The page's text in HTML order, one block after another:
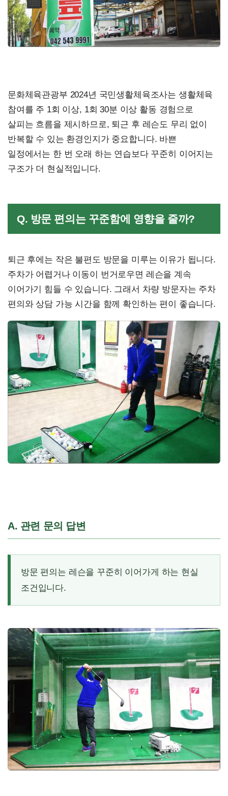
문화체육관광부 2024년 국민생활체육조사는 생활체육
참여를 주 1회 이상, 1회 30분 이상 활동 경험으로
살피는 흐름을 제시하므로, 퇴근 후 레슨도 무리 없이
반복할 수 있는 환경인지가 중요합니다. 바쁜
일정에서는 한 번 오래 하는 연습보다 꾸준히 이어지는
구조가 더 현실적입니다.
Q. 방문 편의는 꾸준함에 영향을 줄까?
퇴근 후에는 작은 불편도 방문을 미루는 이유가 됩니다.
주차가 어렵거나 이동이 번거로우면 레슨을 계속
이어가기 힘들 수 있습니다. 그래서 차량 방문자는 주차
편의와 상담 가능 시간을 함께 확인하는 편이 좋습니다.
A. 관련 문의 답변
방문 편의는 레슨을 꾸준히 이어가게 하는 현실
조건입니다.